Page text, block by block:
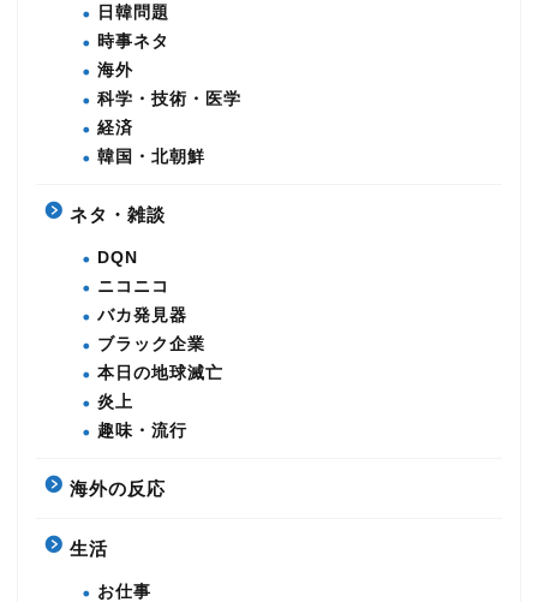
日韓問題
時事ネタ
海外
科学・技術・医学
経済
韓国・北朝鮮
ネタ・雑談
DQN
ニコニコ
バカ発見器
ブラック企業
本日の地球滅亡
炎上
趣味・流行
海外の反応
生活
お仕事